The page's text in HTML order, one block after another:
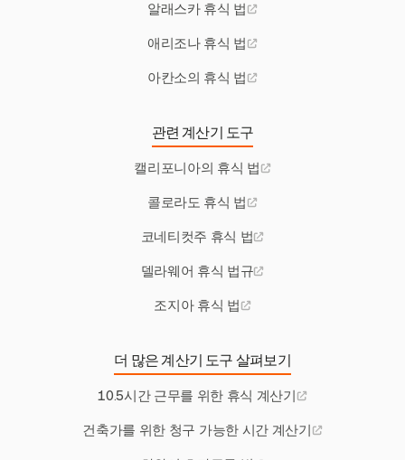
알래스카 휴식 법
애리조나 휴식 법
아칸소의 휴식 법
관련 계산기 도구
캘리포니아의 휴식 법
콜로라도 휴식 법
코네티컷주 휴식 법
델라웨어 휴식 법규
조지아 휴식 법
더 많은 계산기 도구 살펴보기
10.5시간 근무를 위한 휴식 계산기
건축가를 위한 청구 가능한 시간 계산기